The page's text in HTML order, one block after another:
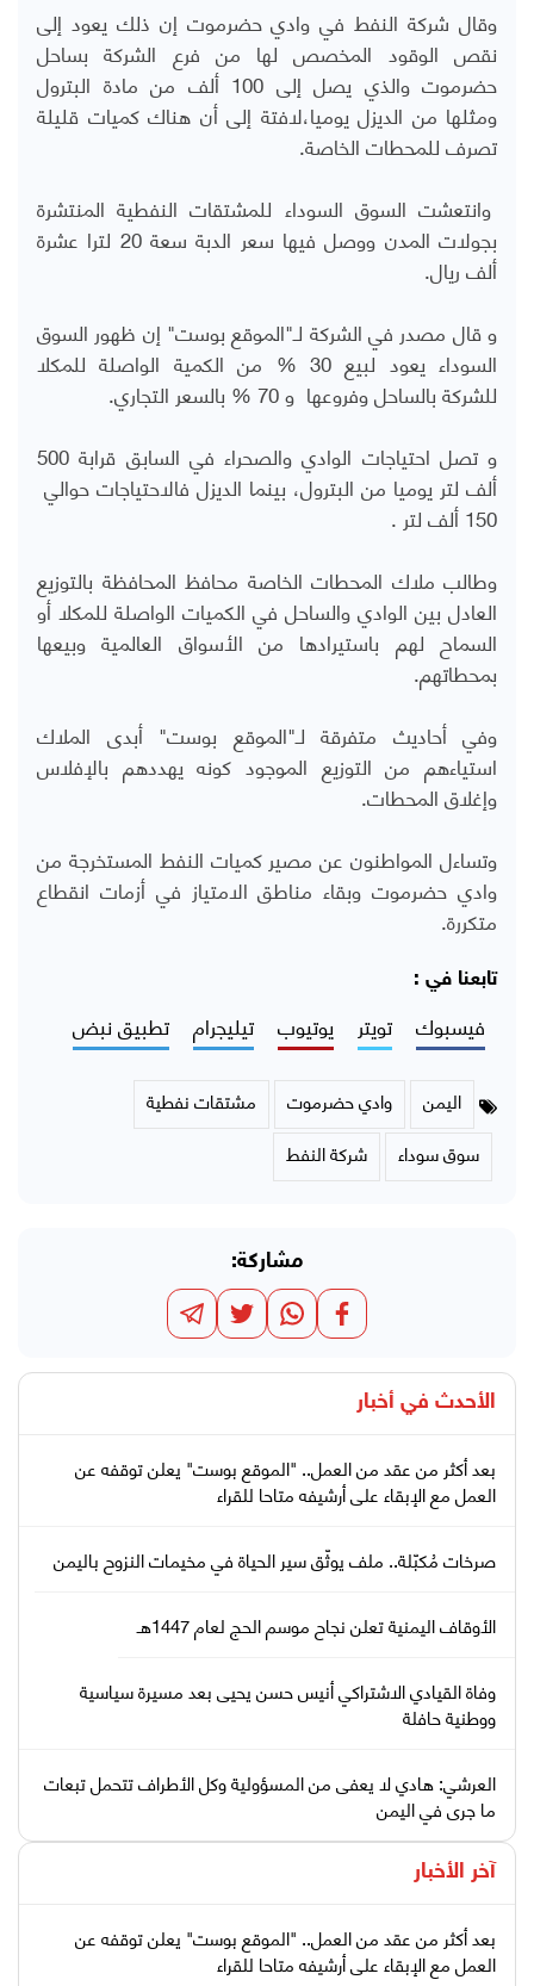
وقال شركة النفط في وادي حضرموت إن ذلك يعود إلى
نقص الوقود المخصص لها من فرع الشركة بساحل
حضرموت والذي يصل إلى 100 ألف من مادة البترول
ومثلها من الديزل يوميا،لافتة إلى أن هناك كميات قليلة
تصرف للمحطات الخاصة.
وانتعشت السوق السوداء للمشتقات النفطية المنتشرة
بجولات المدن ووصل فيها سعر الدبة سعة 20 لترا عشرة
ألف ريال.
و قال مصدر في الشركة لـ"الموقع بوست" إن ظهور السوق
السوداء يعود لبيع 30 % من الكمية الواصلة للمكلا
للشركة بالساحل وفروعها و 70 % بالسعر التجاري.
و تصل احتياجات الوادي والصحراء في السابق قرابة 500
ألف لتر يوميا من البترول، بينما الديزل فالاحتياجات حوالي
150 ألف لتر .
وطالب ملاك المحطات الخاصة محافظ المحافظة بالتوزيع
العادل بين الوادي والساحل في الكميات الواصلة للمكلا أو
السماح لهم باستيرادها من الأسواق العالمية وبيعها
بمحطاتهم.
وفي أحاديث متفرقة لـ"الموقع بوست" أبدى الملاك
استياءهم من التوزيع الموجود كونه يهددهم بالإفلاس
وإغلاق المحطات.
وتساءل المواطنون عن مصير كميات النفط المستخرجة من
وادي حضرموت وبقاء مناطق الامتياز في أزمات انقطاع
متكررة.
تابعنا في :
فيسبوك تويتر يوتيوب تيليجرام تطبيق نبض
اليمن وادي حضرموت
مشتقات نفطية
سوق سوداء
شركة النفط
مشاركة:
الأحدث في أخبار
بعد أكثر من عقد من العمل.. "الموقع بوست" يعلن توقفه عن
العمل مع الإبقاء على أرشيفه متاحا للقراء
صرخات مُكبّلة.. ملف يوثّق سير الحياة في مخيمات النزوح باليمن
الأوقاف اليمنية تعلن نجاح موسم الحج لعام 1447هـ
وفاة القيادي الاشتراكي أنيس حسن يحيى بعد مسيرة سياسية
ووطنية حافلة
العرشي: هادي لا يعفى من المسؤولية وكل الأطراف تتحمل تبعات
ما جرى في اليمن
آخر الأخبار
بعد أكثر من عقد من العمل.. "الموقع بوست" يعلن توقفه عن
العمل مع الإبقاء على أرشيفه متاحا للقراء